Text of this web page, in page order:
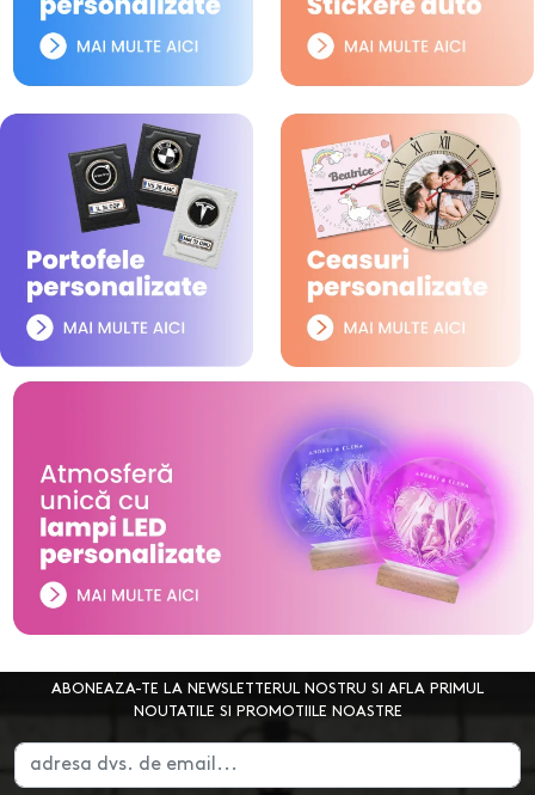
ABONEAZA-TE LA NEWSLETTERUL NOSTRU SI AFLA PRIMUL
NOUTATILE SI PROMOTIILE NOASTRE